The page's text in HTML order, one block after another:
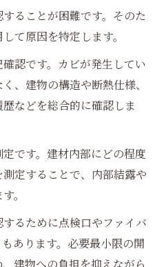
ることが困難です。そのた
て原因を特定します。
認です。カビが発生してい
、建物の構造や断熱仕様、
などを総合的に確認しま
です。建材内部にどの程度
定することで、内部結露や
。
るために点検口やファイバ
あります。必要最小限の開